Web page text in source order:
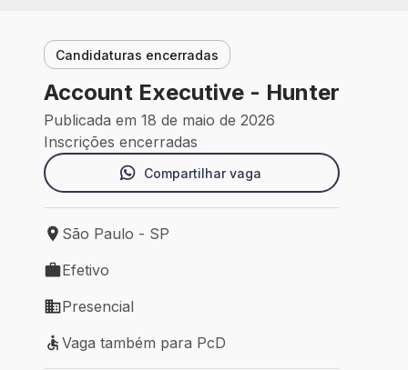
Candidaturas encerradas
Account Executive - Hunter
Publicada em 18 de maio de 2026
Inscrições encerradas
Compartilhar vaga
Local de trabalho: São Paulo - SP
São Paulo - SP
Tipo de vaga: Efetivo
Efetivo
Modelo de trabalho: Presencial
Presencial
Vaga também para PcD
Vaga também para PcD